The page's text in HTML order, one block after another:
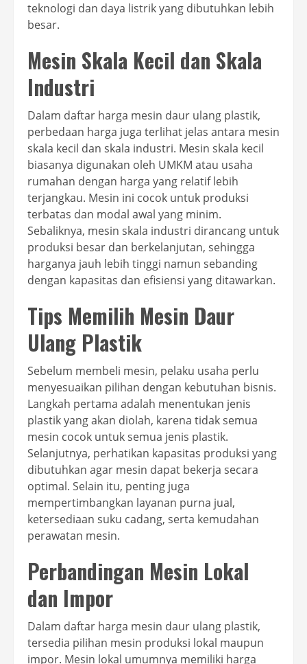
teknologi dan daya listrik yang dibutuhkan lebih
besar.
Mesin Skala Kecil dan Skala
Industri
Dalam daftar harga mesin daur ulang plastik,
perbedaan harga juga terlihat jelas antara mesin
skala kecil dan skala industri. Mesin skala kecil
biasanya digunakan oleh UMKM atau usaha
rumahan dengan harga yang relatif lebih
terjangkau. Mesin ini cocok untuk produksi
terbatas dan modal awal yang minim.
Sebaliknya, mesin skala industri dirancang untuk
produksi besar dan berkelanjutan, sehingga
harganya jauh lebih tinggi namun sebanding
dengan kapasitas dan efisiensi yang ditawarkan.
Tips Memilih Mesin Daur
Ulang Plastik
Sebelum membeli mesin, pelaku usaha perlu
menyesuaikan pilihan dengan kebutuhan bisnis.
Langkah pertama adalah menentukan jenis
plastik yang akan diolah, karena tidak semua
mesin cocok untuk semua jenis plastik.
Selanjutnya, perhatikan kapasitas produksi yang
dibutuhkan agar mesin dapat bekerja secara
optimal. Selain itu, penting juga
mempertimbangkan layanan purna jual,
ketersediaan suku cadang, serta kemudahan
perawatan mesin.
Perbandingan Mesin Lokal
dan Impor
Dalam daftar harga mesin daur ulang plastik,
tersedia pilihan mesin produksi lokal maupun
impor. Mesin lokal umumnya memiliki harga